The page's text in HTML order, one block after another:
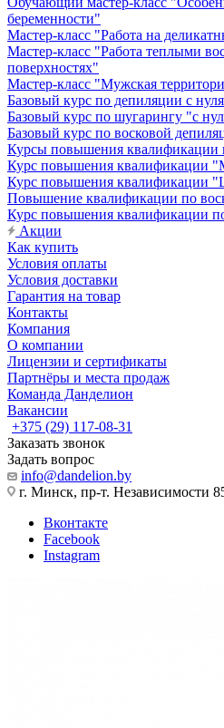
беременности"
Мастер-класс "Работа на
Мастер-класс "Работа теплыми
поверхностях"
Мастер-класс "Мужская
Базовый курс по депиляции с нуля
Базовый курс по шугарингу "с
Базовый курс по восковой
Курсы повышения квалификации
Курс повышения квалификации
Курс повышения
Повышение квалификации по
Курс повышения квалификации
Акции
Как купить
Условия оплаты
Условия доставки
Гарантия на товар
Контакты
Компания
О компании
Лицензии и сертификаты
Партнёры и места продаж
Команда Данделион
Вакансии
+375 (29) 117-08-31
Заказать звонок
Задать вопрос
info@dandelion.by
г. Минск, пр-т. Независимости
Вконтакте
Facebook
Instagram